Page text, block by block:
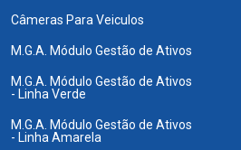
Câmeras Para Veiculos
M.G.A. Módulo Gestão de Ativos
M.G.A. Módulo Gestão de Ativos
- Linha Verde
M.G.A. Módulo Gestão de Ativos
- Linha Amarela